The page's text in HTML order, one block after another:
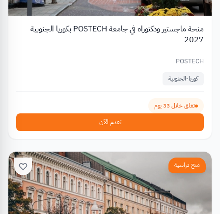
منحة ماجستير ودكتوراه في جامعة POSTECH بكوريا الجنوبية
2027
POSTECH
كوريا-الجنوبية
تغلق خلال 33 يوم
تقدم الآن
منح دراسية